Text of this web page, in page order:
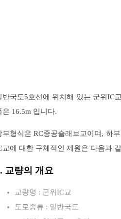
반국도5호선에 위치해 있는 군위IC
은 16.5m 입니다.
부형식은 RC중공슬래브교이며, 하
교에 대한 구체적인 제원은 다음과
교량의 개요
교량명 : 군위IC교
도로종류 : 일반국도